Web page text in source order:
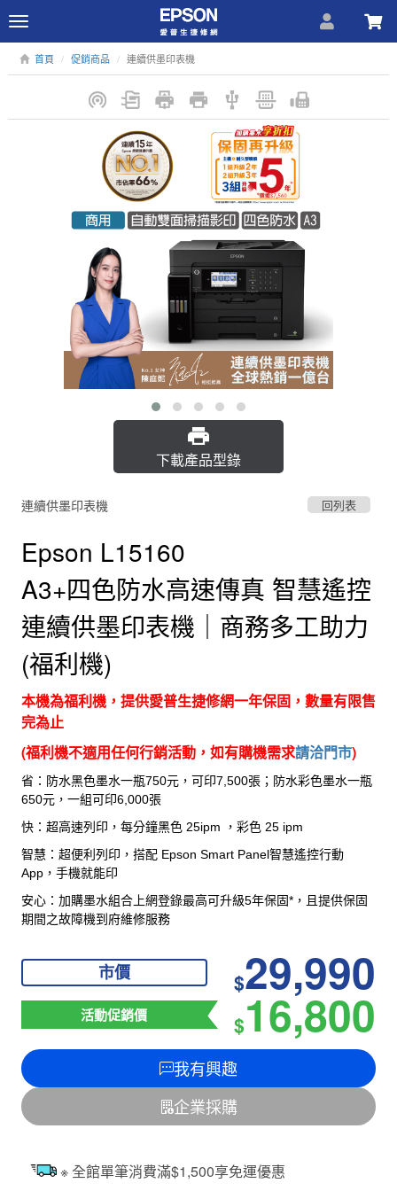
Toggle
navigation
首頁 促銷商品 連續供墨印表機
下載產品型錄
連續供墨印表機 回列表
Epson L15160
A3+四色防水高速傳真 智慧遙控
連續供墨印表機｜商務多工助力
(福利機)
本機為福利機，提供愛普生捷修網一年保固，數量有限售
完為止
(福利機不適用任何行銷活動，如有購機需求請洽門市)
省： 防水黑色墨水一瓶750元，可印7,500張；防水彩色墨水一瓶
650元，一組可印6,000張
快：超高速列印，每分鐘黑色 25ipm ，彩色 25 ipm
智慧：超便利列印，搭配 Epson Smart Panel智慧遙控行動
App，手機就能印
安心： 加購墨水組合上網登錄最高可升級5年保固*，且提供保固
期間之故障機到府維修服務
市價 $29,990
活動促銷價 $16,800
我有興趣
企業採購
※ 全館單筆消費滿$1,500享免運優惠